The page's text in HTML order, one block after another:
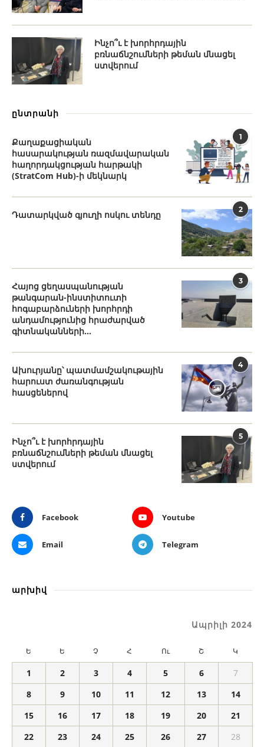
Ինչո՞ւ է խորհրդային
բռնաճնշումների թեման մնացել
ստվերում
ընտրանի
1
Քաղաքացիական
հասարակության ռազմավարական
հաղորդակցության հարթակի
(StratCom Hub)-ի մեկնարկ
2
Դատարկված գյուղի ոսկու տենդը
3
Հայոց ցեղասպանության
թանգարան-ինստիտուտի
հոգաբարձուների խորհրդի
անդամությունից հրաժարված
գիտնականների...
4
Ախուրյանը՝ պատմամշակութային
հարուստ ժառանգության
հասցեներով
5
Ինչո՞ւ է խորհրդային
բռնաճնշումների թեման մնացել
ստվերում
Facebook Youtube
Email Telegram
արխիվ
Ապրիլի 2024
Ե Ե Չ Հ Ու Շ Կ
1 2 3 4 5 6
7
8
9 10 11 12 13
14
15
16 17 18 19 20
21
22
23 24 25 26 27 28